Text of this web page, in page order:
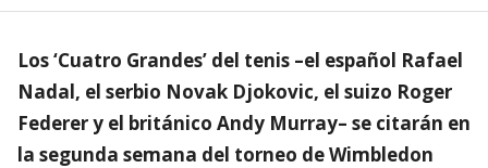
Los ‘Cuatro Grandes’ del tenis –el español Rafael
Nadal, el serbio Novak Djokovic, el suizo Roger
Federer y el británico Andy Murray– se citarán en
la segunda semana del torneo de Wimbledon